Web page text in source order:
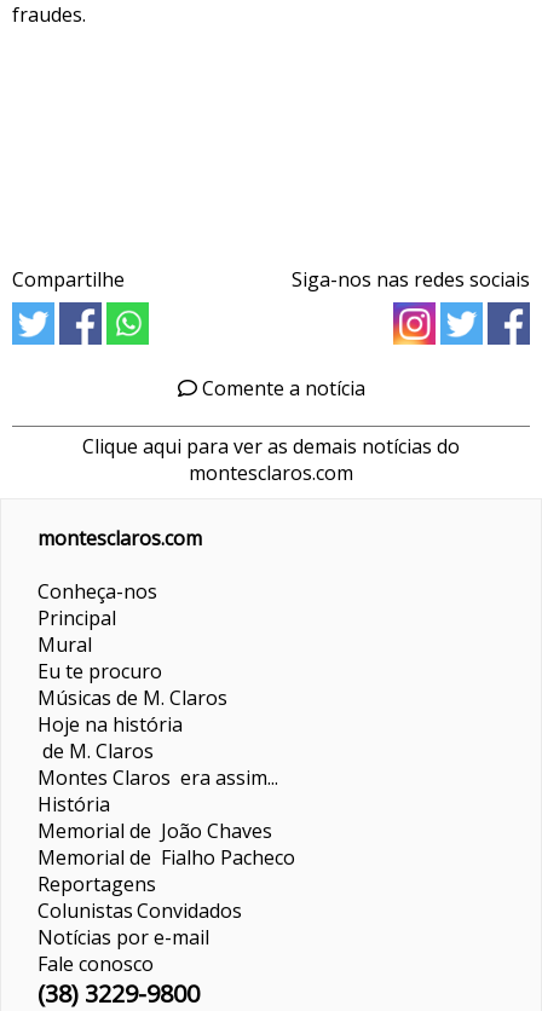
fraudes.
Compartilhe Siga-nos nas redes sociais
Comente a notícia
Clique aqui para ver as demais notícias do
montesclaros.com
montesclaros.com
Conheça-nos
Principal
Mural
Eu te procuro
Músicas de M. Claros
Hoje na história
de M. Claros
Montes Claros era assim...
História
Memorial de João Chaves
Memorial de Fialho Pacheco
Reportagens
ColunistasConvidados
Notícias por e-mail
Fale conosco
(38) 3229-9800